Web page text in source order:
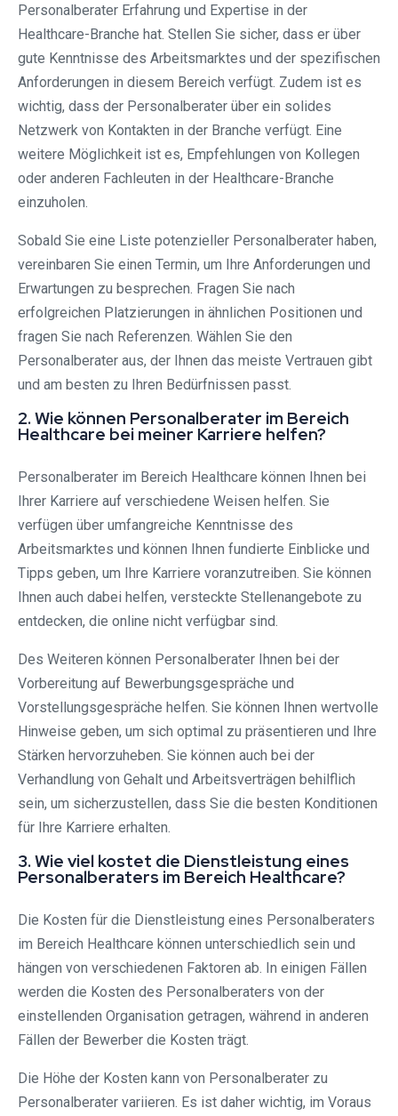
Personalberater Erfahrung und Expertise in der
Healthcare-Branche hat. Stellen Sie sicher, dass er über
gute Kenntnisse des Arbeitsmarktes und der spezifischen
Anforderungen in diesem Bereich verfügt. Zudem ist es
wichtig, dass der Personalberater über ein solides
Netzwerk von Kontakten in der Branche verfügt. Eine
weitere Möglichkeit ist es, Empfehlungen von Kollegen
oder anderen Fachleuten in der Healthcare-Branche
einzuholen.
Sobald Sie eine Liste potenzieller Personalberater haben,
vereinbaren Sie einen Termin, um Ihre Anforderungen und
Erwartungen zu besprechen. Fragen Sie nach
erfolgreichen Platzierungen in ähnlichen Positionen und
fragen Sie nach Referenzen. Wählen Sie den
Personalberater aus, der Ihnen das meiste Vertrauen gibt
und am besten zu Ihren Bedürfnissen passt.
2. Wie können Personalberater im Bereich
Healthcare bei meiner Karriere helfen?
Personalberater im Bereich Healthcare können Ihnen bei
Ihrer Karriere auf verschiedene Weisen helfen. Sie
verfügen über umfangreiche Kenntnisse des
Arbeitsmarktes und können Ihnen fundierte Einblicke und
Tipps geben, um Ihre Karriere voranzutreiben. Sie können
Ihnen auch dabei helfen, versteckte Stellenangebote zu
entdecken, die online nicht verfügbar sind.
Des Weiteren können Personalberater Ihnen bei der
Vorbereitung auf Bewerbungsgespräche und
Vorstellungsgespräche helfen. Sie können Ihnen wertvolle
Hinweise geben, um sich optimal zu präsentieren und Ihre
Stärken hervorzuheben. Sie können auch bei der
Verhandlung von Gehalt und Arbeitsverträgen behilflich
sein, um sicherzustellen, dass Sie die besten Konditionen
für Ihre Karriere erhalten.
3. Wie viel kostet die Dienstleistung eines
Personalberaters im Bereich Healthcare?
Die Kosten für die Dienstleistung eines Personalberaters
im Bereich Healthcare können unterschiedlich sein und
hängen von verschiedenen Faktoren ab. In einigen Fällen
werden die Kosten des Personalberaters von der
einstellenden Organisation getragen, während in anderen
Fällen der Bewerber die Kosten trägt.
Die Höhe der Kosten kann von Personalberater zu
Personalberater variieren. Es ist daher wichtig, im Voraus